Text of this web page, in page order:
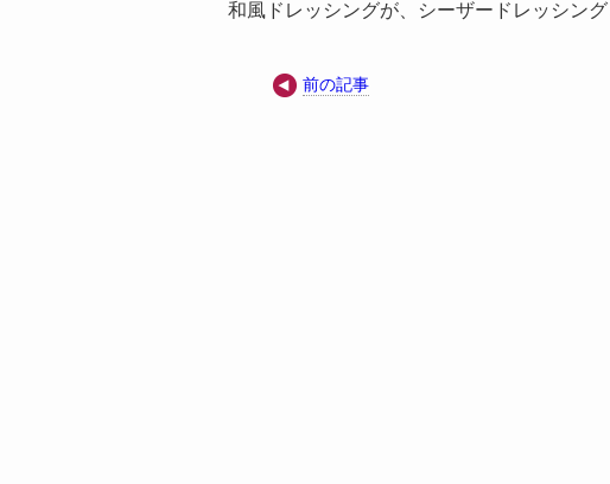
和風ドレッシングが、シーザードレッシン
前の記事